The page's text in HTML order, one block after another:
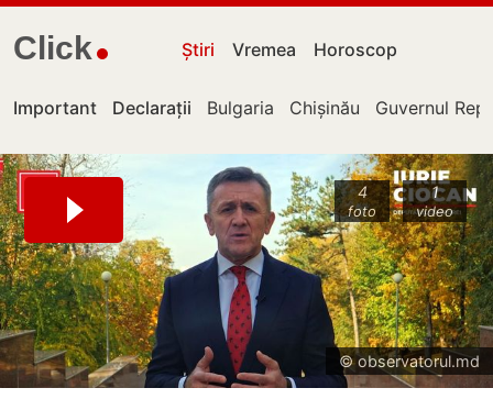
Click Știri Vremea Horoscop
Important Declarații Bulgaria Chișinău Guvernul
4
foto
1
video
© observatorul.md